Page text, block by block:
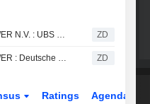
WOLTERS KLUWER N.V. : UBS herhaalt het Neutraal advies ZD
WOLTERS KLUWER : Deutsche Bank herhaalt koopadvies ZD
Ratings Agenda